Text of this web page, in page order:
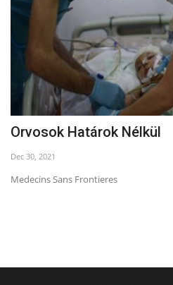
Orvosok Határok Nélkül
Dec 30, 2021
Medecins Sans Frontieres